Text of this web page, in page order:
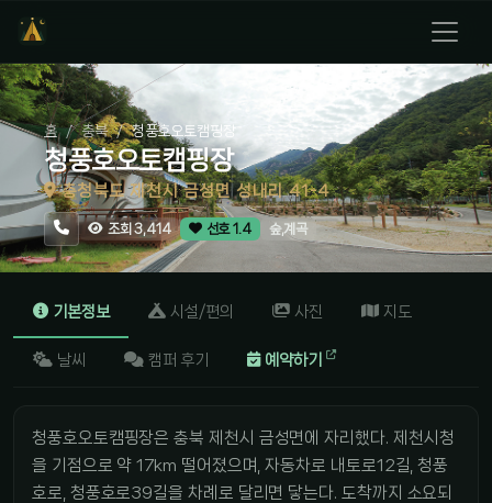
홈 충북 청풍호오토캠핑장
청풍호오토캠핑장
충청북도 제천시 금성면 성내리 41-4
조회 3,414 선호 1.4 숲,계곡
기본정보 시설/편의 사진 지도
날씨 캠퍼 후기 예약하기
청풍호오토캠핑장은 충북 제천시 금성면에 자리했다. 제천시청
을 기점으로 약 17km 떨어졌으며, 자동차로 내토로12길, 청풍
호로, 청풍호로39길을 차례로 달리면 닿는다. 도착까지 소요되